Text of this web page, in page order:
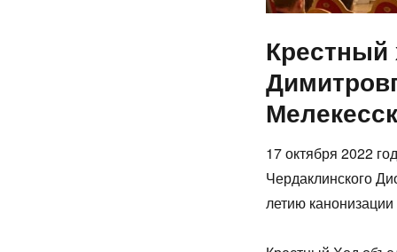
Крестный
17 октября 2022
Чердаклинского
летию